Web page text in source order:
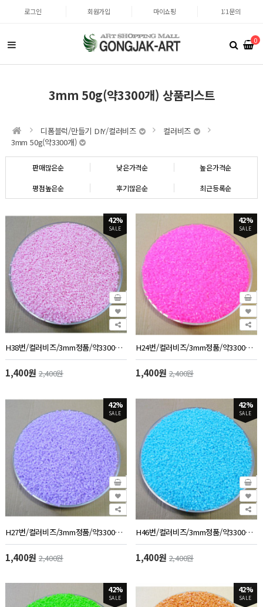
로그인 회원가입 마이쇼핑 1:1문의
0
3mm 50g(약3300개) 상품리스트
디폼블럭/만들기 DIY/컬러비즈
컬러비즈
3mm 50g(약3300개)
판매많은순 낮은가격순 높은가격순
평점높은순 후기많은순 최근등록순
42%
SALE
H38번/컬러비즈/3mm정품/약3300개/50g/분홍색
1,400원 2,400원
42%
SALE
H24번/컬러비즈/3mm정품/약3300개/50g/투명분홍색
1,400원2,400원
42%
SALE
H27번/컬러비즈/3mm정품/약3300개/50g/보라색
1,400원 2,400원
42%
SALE
H46번/컬러비즈/3mm정품/약3300개/50g/하늘색
1,400원2,400원
42%
SALE
42%
SALE